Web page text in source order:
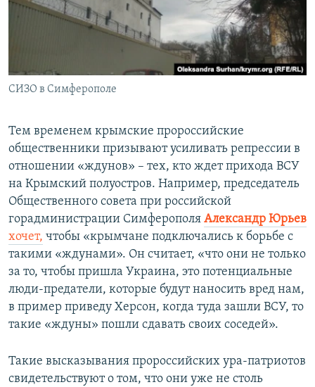
СИЗО в Симферополе
Тем временем крымские пророссийские
общественники призывают усиливать репрессии в
отношении «ждунов» – тех, кто ждет прихода ВСУ
на Крымский полуостров. Например, председатель
Общественного совета при российской
горадминистрации Симферополя Александр Юрьев
хочет, чтобы «крымчане подключались к борьбе с
такими «ждунами». Он считает, «что они не только
за то, чтобы пришла Украина, это потенциальные
люди-предатели, которые будут наносить вред нам,
в пример приведу Херсон, когда туда зашли ВСУ, то
такие «ждуны» пошли сдавать своих соседей».
Такие высказывания пророссийских ура-патриотов
свидетельствуют о том, что они уже не столь